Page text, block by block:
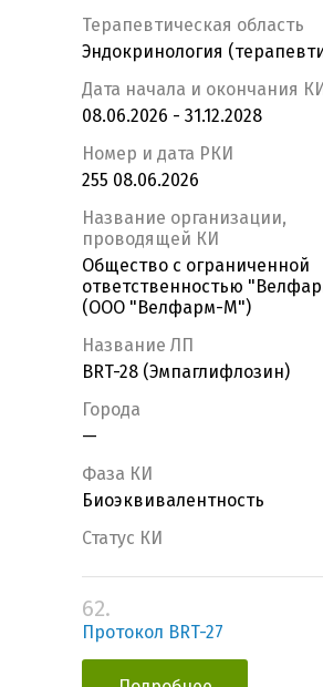
Терапевтическая область
Эндокринология
Дата начала и окончания КИ
08.06.2026 - 31.12.2028
Номер и дата РКИ
255 08.06.2026
Название организации,
проводящей КИ
Общество с ограниченной
ответственностью
(ООО "Велфарм-М")
Название ЛП
BRT-28 (Эмпаглифлозин)
Города
—
Фаза КИ
Биоэквивалентность
Статус КИ
62.
Протокол BRT-27